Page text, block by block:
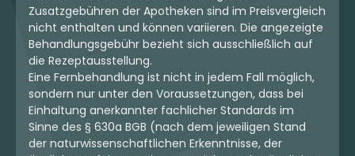
Zusatzgebühren der Apotheken sind im Preisvergleich
nicht enthalten und können variieren. Die angezeigte
Behandlungsgebühr bezieht sich ausschließlich auf
die Rezeptausstellung.
Eine Fernbehandlung ist nicht in jedem Fall möglich,
sondern nur unter den Voraussetzungen, dass bei
Einhaltung anerkannter fachlicher Standards im
Sinne des § 630a BGB (nach dem jeweiligen Stand
der naturwissenschaftlichen Erkenntnisse, der